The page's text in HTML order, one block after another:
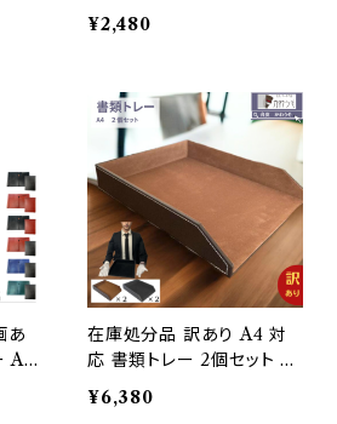
ガ
小物収納ケース PUレザー
合成皮革 書斎 デスクオー
（茶色・黒）
¥2,480
あ
A4
在庫処分品 訳あり A4 対
応 書類トレー 2個セット レ
ターケース PUレザー 合成
皮革 収納 卓上トレイ 整理
¥6,380